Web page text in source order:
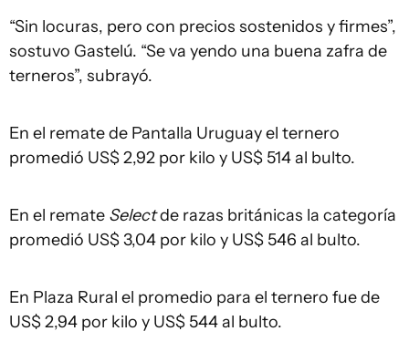
“Sin locuras, pero con precios sostenidos y firmes”,
sostuvo Gastelú. “Se va yendo una buena zafra de
terneros”, subrayó.
En el rematede Pantalla Uruguay el ternero
promedió US$ 2,92 por kilo y US$ 514 al bulto.
En el remate Selectde razas británicas la categoría
promedió US$ 3,04 por kilo y US$ 546 al bulto.
En Plaza Rural el promedio para el ternero fue de
US$ 2,94 por kilo y US$ 544 al bulto.